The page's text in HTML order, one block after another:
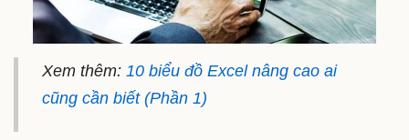
Xem thêm: 10 biểu đồ Excel nâng cao ai
cũng cần biết (Phần 1)